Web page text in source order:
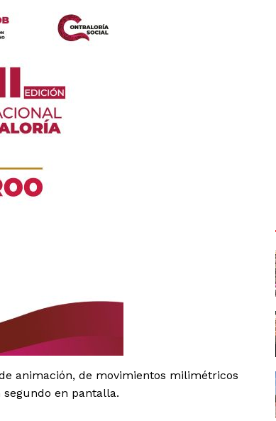
Empresa
Nosotros
Contacto
animación, de movimientos milimétricos
en pantalla.